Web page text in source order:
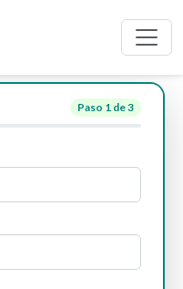
Paso 1 de 3